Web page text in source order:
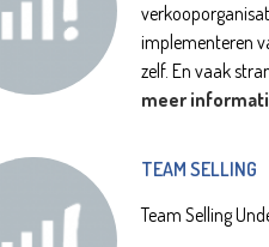
implementeren
zelf. En vaak
meer
TEAM SELLING
Team Selling